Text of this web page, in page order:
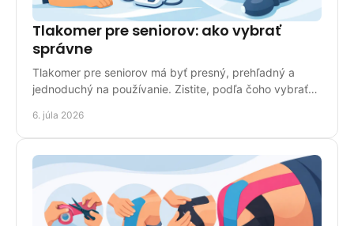
Tlakomer pre seniorov: ako vybrať
správne
Tlakomer pre seniorov má byť presný, prehľadný a
jednoduchý na používanie. Zistite, podľa čoho vybrať
6. júla 2026